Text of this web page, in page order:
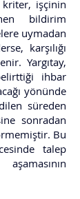
işçinin
bildirim
uymadan
karşılığı
Yargıtay,
ihbar
yönünde
süreden
sonradan
Bu
talep